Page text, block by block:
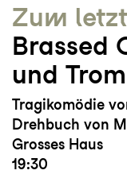
Zum
Brassed
und
Tragikomödie
Drehbuch von
Grosses Haus
19:30